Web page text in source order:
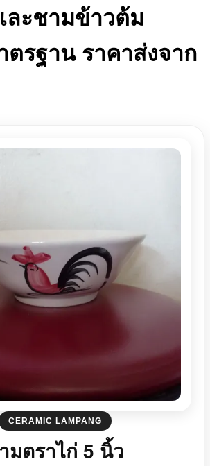
ะชามข้าวต้ม
รฐาน ราคาส่งจาก
CERAMIC LAMPANG
มตราไก่ 5 นิ้ว